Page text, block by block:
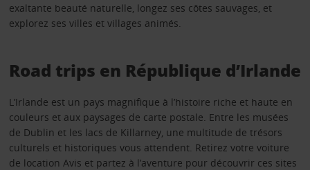
exaltante beauté naturelle, longez ses côtes sauvages, et
explorez ses villes et villages animés.
Road trips en République d’Irlande
L’Irlande est un pays magnifique à l’histoire riche et haute en
couleurs et aux paysages de carte postale. Entre les musées
de Dublin et les lacs de Killarney, une multitude de trésors
culturels et historiques vous attendent. Retirez votre voiture
de location Avis et partez à l’aventure pour découvrir ces sites